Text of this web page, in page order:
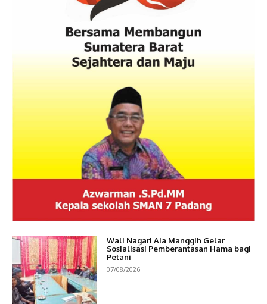
Wali Nagari Aia Manggih Gelar
Sosialisasi Pemberantasan Hama bagi
Petani
07/08/2026